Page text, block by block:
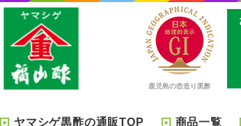
鹿児島の壺造り黒酢
ヤマシゲ黒酢の通販TOP 商品一覧